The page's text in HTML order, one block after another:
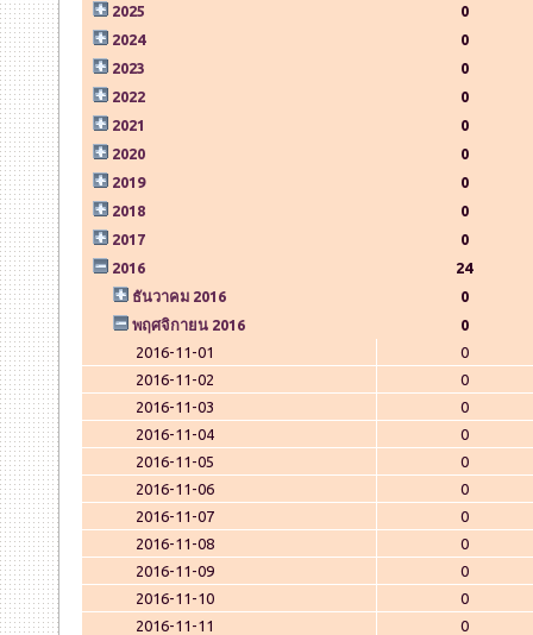
2025
0
2024
0
2023
0
2022
0
2021
0
2020
0
2019
0
2018
0
2017
0
2016
24
ธันวาคม 2016
0
พฤศจิกายน 2016
0
2016-11-01
0
2016-11-02
0
2016-11-03
0
2016-11-04
0
2016-11-05
0
2016-11-06
0
2016-11-07
0
2016-11-08
0
2016-11-09
0
2016-11-10
0
2016-11-11
0